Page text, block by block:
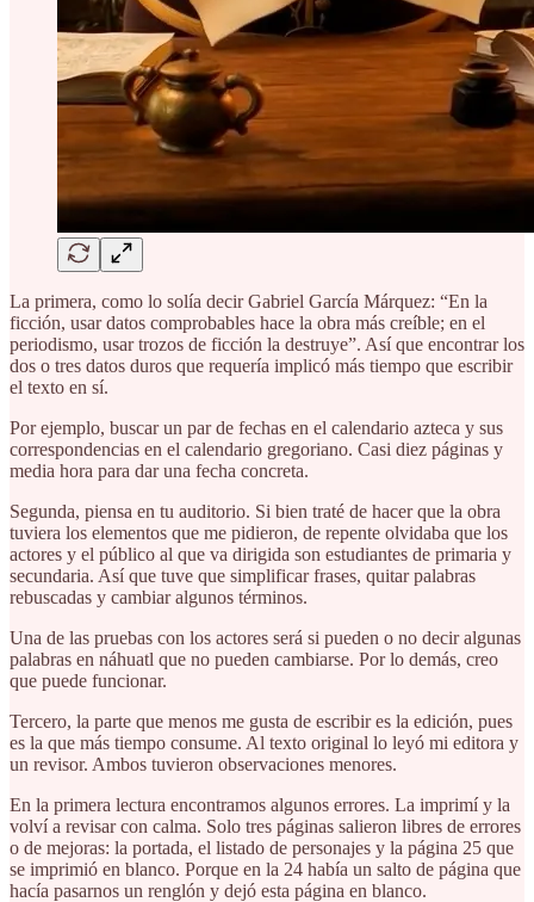
La primera, como lo solía decir Gabriel García Márquez: “En la
ficción, usar datos comprobables hace la obra más creíble; en el
periodismo, usar trozos de ficción la destruye”. Así que encontrar los
dos o tres datos duros que requería implicó más tiempo que escribir
el texto en sí.
Por ejemplo, buscar un par de fechas en el calendario azteca y sus
correspondencias en el calendario gregoriano. Casi diez páginas y
media hora para dar una fecha concreta.
Segunda, piensa en tu auditorio. Si bien traté de hacer que la obra
tuviera los elementos que me pidieron, de repente olvidaba que los
actores y el público al que va dirigida son estudiantes de primaria y
secundaria. Así que tuve que simplificar frases, quitar palabras
rebuscadas y cambiar algunos términos.
Una de las pruebas con los actores será si pueden o no decir algunas
palabras en náhuatl que no pueden cambiarse. Por lo demás, creo
que puede funcionar.
Tercero, la parte que menos me gusta de escribir es la edición, pues
es la que más tiempo consume. Al texto original lo leyó mi editora y
un revisor. Ambos tuvieron observaciones menores.
En la primera lectura encontramos algunos errores. La imprimí y la
volví a revisar con calma. Solo tres páginas salieron libres de errores
o de mejoras: la portada, el listado de personajes y la página 25 que
se imprimió en blanco. Porque en la 24 había un salto de página que
hacía pasarnos un renglón y dejó esta página en blanco.